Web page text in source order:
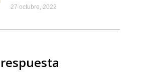
27 octubre, 2022